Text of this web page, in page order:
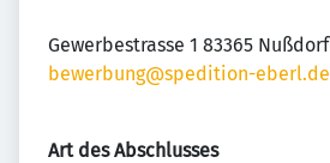
Gewerbestrasse 1 83365 Nußdorf
bewerbung@spedition-eberl.de
Art des Abschlusses